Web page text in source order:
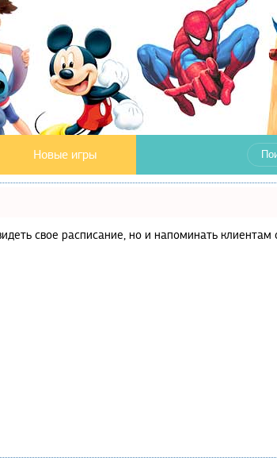
Новые игры
свое расписание, но и напоминать